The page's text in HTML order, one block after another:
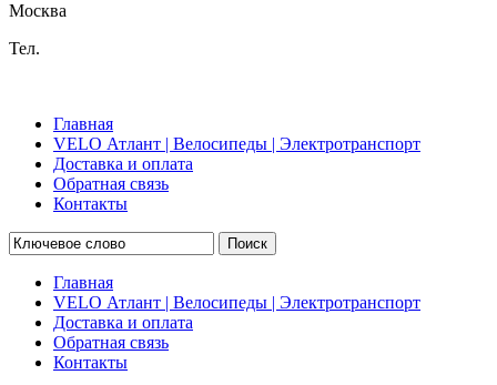
Москва
Тел.
Главная
VELO Атлант | Велосипеды | Электротранспорт
Доставка и оплата
Обратная связь
Контакты
Поиск
Главная
VELO Атлант | Велосипеды | Электротранспорт
Доставка и оплата
Обратная связь
Контакты